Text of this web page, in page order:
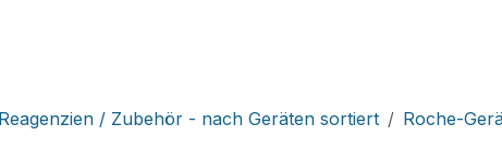
/ Zubehör - nach Geräten sortiert
Roche-